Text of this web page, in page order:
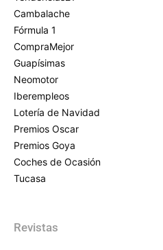
Cambalache
Fórmula 1
CompraMejor
Guapísimas
Neomotor
Iberempleos
Lotería de Navidad
Premios Oscar
Premios Goya
Coches de Ocasión
Tucasa
Revistas